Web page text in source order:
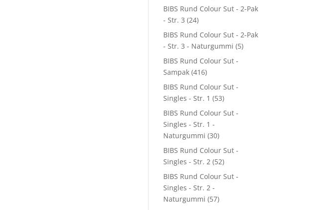
BIBS Rund Colour Sut - 2-Pak
- Str. 3 (24)
BIBS Rund Colour Sut - 2-Pak
- Str. 3 - Naturgummi (5)
BIBS Rund Colour Sut -
Sampak (416)
BIBS Rund Colour Sut -
Singles - Str. 1 (53)
BIBS Rund Colour Sut -
Singles - Str. 1 -
Naturgummi (30)
BIBS Rund Colour Sut -
Singles - Str. 2 (52)
BIBS Rund Colour Sut -
Singles - Str. 2 -
Naturgummi (57)